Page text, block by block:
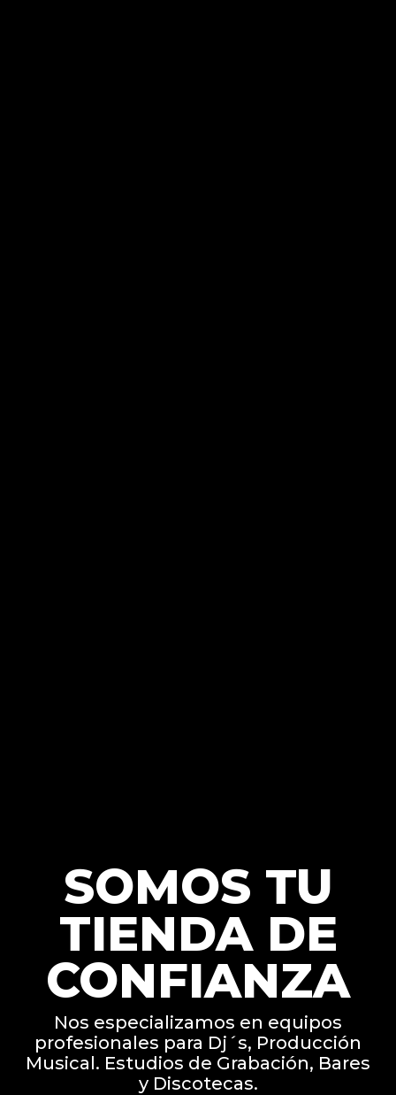
SOMOS TU
TIENDA DE
CONFIANZA
Nos especializamos en equipos
profesionales para Dj´s, Producción
Musical. Estudios de Grabación, Bares
y Discotecas.